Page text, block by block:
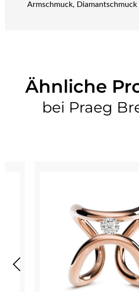
Armschmuck, Diamantschmuck
Ähnliche
bei Praeg